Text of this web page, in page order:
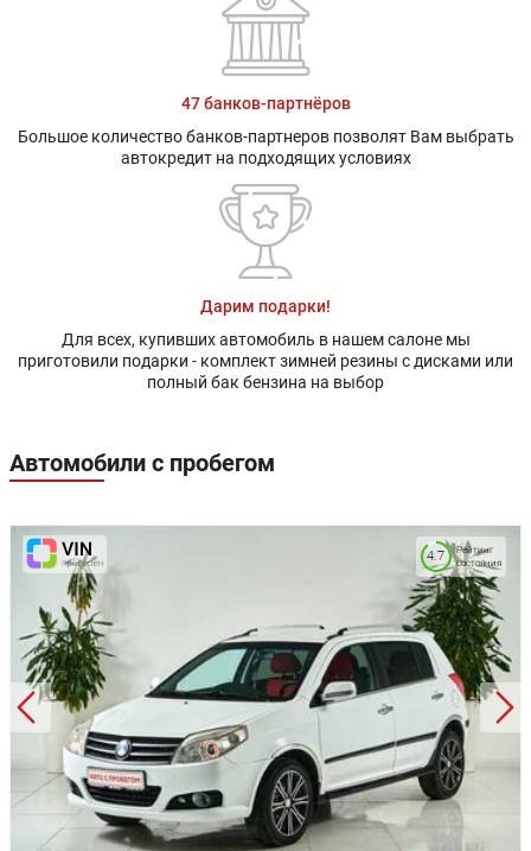
47 банков-партнёров
Большое количество банков-партнеров позволят Вам выбрать
автокредит на подходящих условиях
Дарим подарки!
Для всех, купивших автомобиль в нашем салоне мы
приготовили подарки - комплект зимней резины с дисками или
полный бак бензина на выбор
Автомобили с пробегом
Рейтинг
состояния
4.7